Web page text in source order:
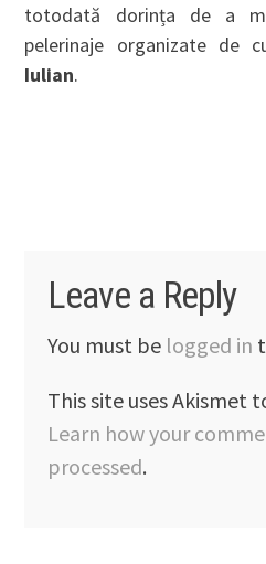
totodată dorința de a
pelerinaje organizate de
Iulian.
Leave a Reply
You must be logged in
This site uses Akismet
Learn how your
processed.